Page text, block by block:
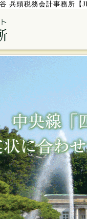
兵頭税務会計事務所【